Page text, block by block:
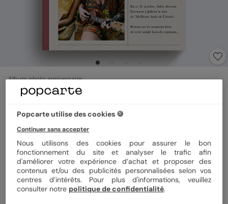
Album photo anniversaire
Journal
Format
Couverture Rigide Souple
Popcarte utilise des cookies 🍪
Continuer sans accepter
Nous utilisons des cookies pour assurer le bon
fonctionnement du site et analyser le trafic afin
d'améliorer votre expérience d’achat et proposer des
contenus et/ou des publicités personnalisées selon vos
centres d’intérêts. Pour plus d'informations, veuillez
consulter notre politique de confidentialité.